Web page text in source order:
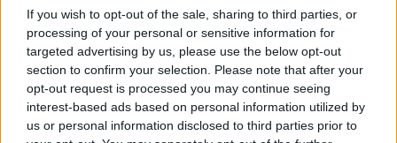
If you wish to opt-out of the sale, sharing to third parties, or
processing of your personal or sensitive information for
targeted advertising by us, please use the below opt-out
section to confirm your selection. Please note that after your
opt-out request is processed you may continue seeing
interest-based ads based on personal information utilized by
us or personal information disclosed to third parties prior to
Akademia pana Kleksa – bohaterowie
Napisz opowiadanie o Twojej wizycie
w akademii pana Kleksa
Napisz list zachęcający do
przeczytania książki Akademia pana
Kleksa